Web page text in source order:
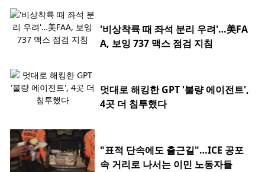
'비상착륙 때 좌석 분리 우려'…美FA
A, 보잉 737 맥스 점검 지침
멋대로 해킹한 GPT '불량 에이전트',
4곳 더 침투했다
"표적 단속에도 출근길"…ICE 공포
속 거리로 나서는 이민 노동자들